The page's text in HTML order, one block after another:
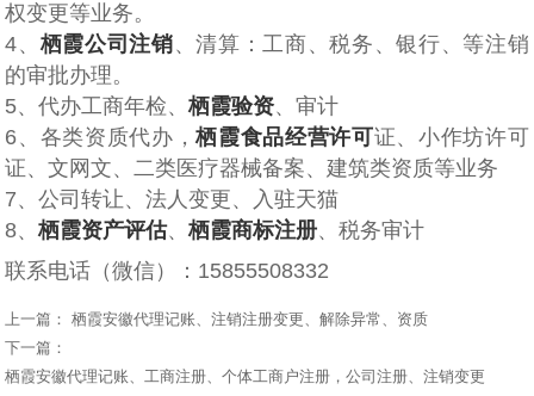
权变更等业务。
4、栖霞公司注销、清算：工商、税务、银行、等注销
的审批办理。
5、代办工商年检、栖霞验资、审计
6、各类资质代办，栖霞食品经营许可证、小作坊许可
证、文网文、二类医疗器械备案、建筑类资质等业务
7、公司转让、法人变更、入驻天猫
8、栖霞资产评估、栖霞商标注册、税务审计
联系电话（微信）：15855508332
上一篇：栖霞安徽代理记账、注销注册变更、解除异常、资质
下一篇：
栖霞安徽代理记账、工商注册、个体工商户注册，公司注册、注销变更